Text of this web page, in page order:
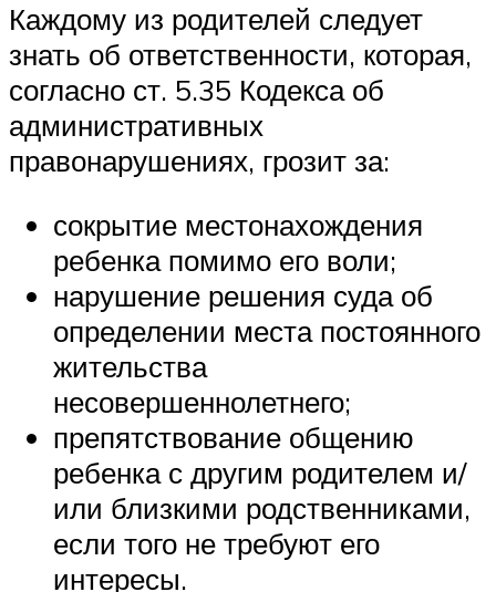
Каждому из родителей следует
знать об ответственности, которая,
согласно ст. 5.35 Кодекса об
административных
правонарушениях, грозит за:
сокрытие местонахождения
ребенка помимо его воли;
нарушение решения суда об
определении места постоянного
жительства
несовершеннолетнего;
препятствование общению
ребенка с другим родителем и/
или близкими родственниками,
если того не требуют его
интересы.